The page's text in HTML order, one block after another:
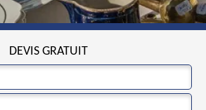
DEVIS GRATUIT